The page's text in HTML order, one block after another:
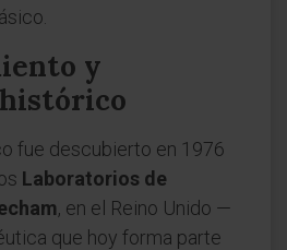
y
fue descubierto en 1976
Laboratorios de
, en el Reino Unido —
que hoy forma parte